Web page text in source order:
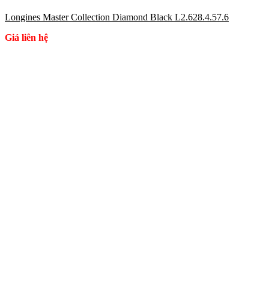
Longines Master Collection Diamond Black L2.628.4.57.6
Giá liên hệ